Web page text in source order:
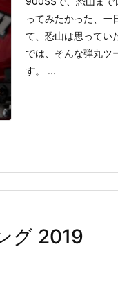
ってみたかった、一
て、恐山は思ってい
では、そんな弾丸ツ
す。 ...
グ 2019